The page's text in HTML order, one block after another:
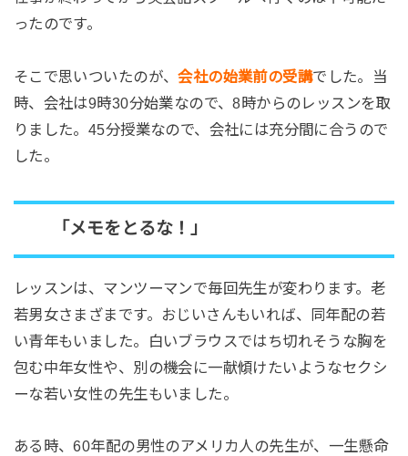
ったのです。
そこで思いついたのが、会社の始業前の受講でした。当
時、会社は9時30分始業なので、8時からのレッスンを取
りました。45分授業なので、会社には充分間に合うので
した。
「メモをとるな！」
レッスンは、マンツーマンで毎回先生が変わります。老
若男女さまざまです。おじいさんもいれば、同年配の若
い青年もいました。白いブラウスではち切れそうな胸を
包む中年女性や、別の機会に一献傾けたいようなセクシ
ーな若い女性の先生もいました。
ある時、60年配の男性のアメリカ人の先生が、一生懸命